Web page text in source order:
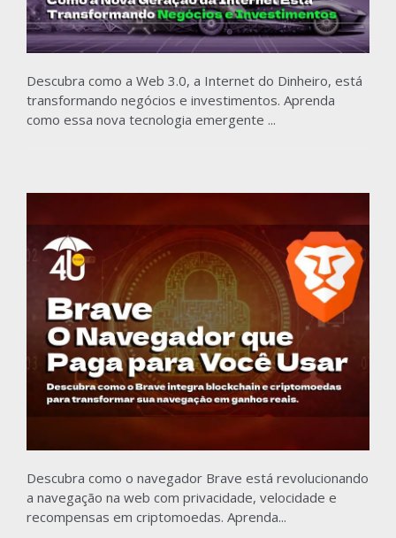
Descubra como a Web 3.0, a Internet do Dinheiro, está
transformando negócios e investimentos. Aprenda
como essa nova tecnologia emergente ...
Descubra como o navegador Brave está revolucionando
a navegação na web com privacidade, velocidade e
recompensas em criptomoedas. Aprenda...